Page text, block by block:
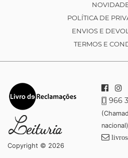
POLÍTICA DE
ENVIOS E
TERMOS E
Copyright © 2026
966
nacional)